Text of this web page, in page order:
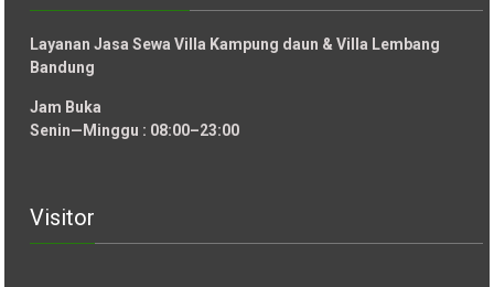
Layanan Jasa Sewa Villa Kampung daun & Villa Lembang
Bandung
Jam Buka
Senin—Minggu : 08:00–23:00
Visitor